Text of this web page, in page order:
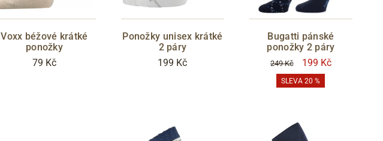
Voxx béžové krátké
ponožky
79 Kč
Ponožky unisex krátké
2 páry
199 Kč
Bugatti pánské
ponožky 2 páry
249 Kč 199 Kč
SLEVA 20 %